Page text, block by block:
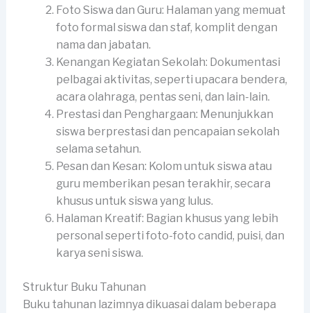
Foto Siswa dan Guru: Halaman yang memuat
foto formal siswa dan staf, komplit dengan
nama dan jabatan.
Kenangan Kegiatan Sekolah: Dokumentasi
pelbagai aktivitas, seperti upacara bendera,
acara olahraga, pentas seni, dan lain-lain.
Prestasi dan Penghargaan: Menunjukkan
siswa berprestasi dan pencapaian sekolah
selama setahun.
Pesan dan Kesan: Kolom untuk siswa atau
guru memberikan pesan terakhir, secara
khusus untuk siswa yang lulus.
Halaman Kreatif: Bagian khusus yang lebih
personal seperti foto-foto candid, puisi, dan
karya seni siswa.
Struktur Buku Tahunan
Buku tahunan lazimnya dikuasai dalam beberapa